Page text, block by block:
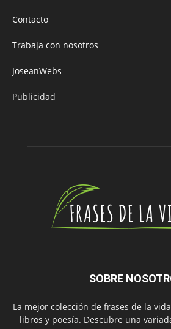
Contacto
Trabaja con nosotros
JoseanWebs
Publicidad
SOBRE
La mejor colección de frases de la
libros y poesía. Descubre una